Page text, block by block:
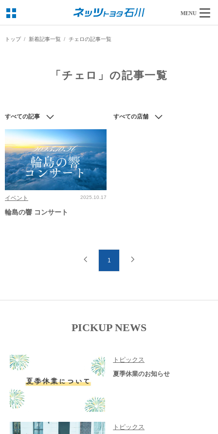
MENU
トップ 新着記事一覧 チェロの記事一覧
「チェロ」の記事一覧
すべての記事 すべての店舗
イベント 2025.10.17
輪島の響 コンサート
1
PICKUP NEWS
トピックス
夏季休業のお知らせ
トピックス